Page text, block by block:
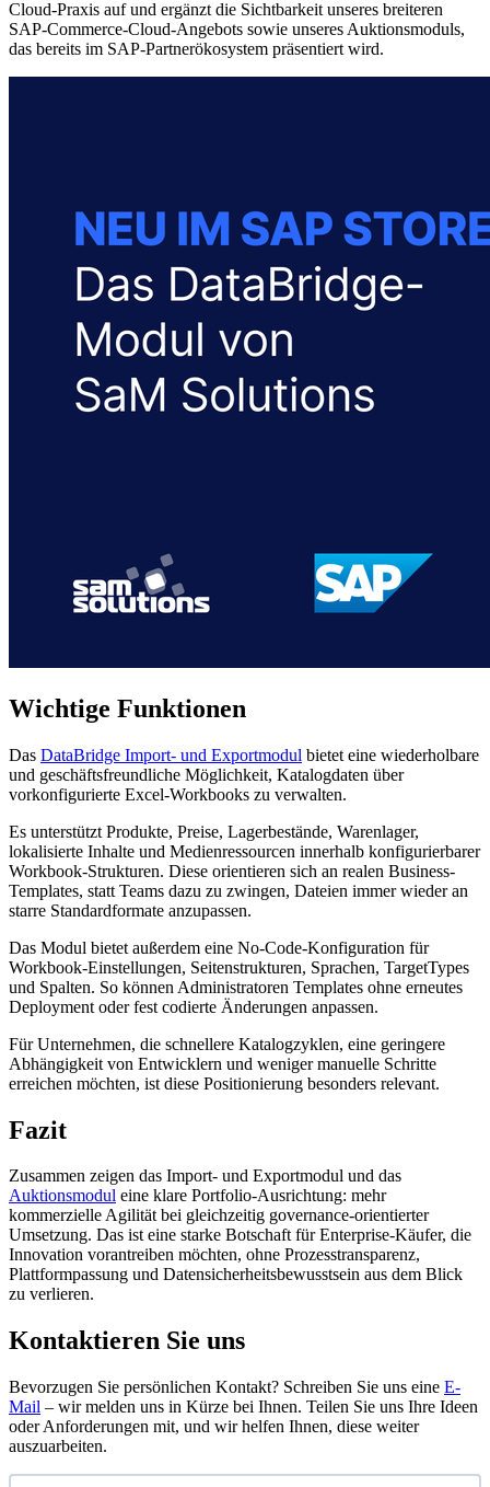
Cloud-Praxis auf und ergänzt die Sichtbarkeit unseres breiteren
SAP-Commerce-Cloud-Angebots sowie unseres Auktionsmoduls,
das bereits im SAP-Partnerökosystem präsentiert wird.
Wichtige Funktionen
Das DataBridge Import- und Exportmodul bietet eine wiederholbare
und geschäftsfreundliche Möglichkeit, Katalogdaten über
vorkonfigurierte Excel-Workbooks zu verwalten.
Es unterstützt Produkte, Preise, Lagerbestände, Warenlager,
lokalisierte Inhalte und Medienressourcen innerhalb konfigurierbarer
Workbook-Strukturen. Diese orientieren sich an realen Business-
Templates, statt Teams dazu zu zwingen, Dateien immer wieder an
starre Standardformate anzupassen.
Das Modul bietet außerdem eine No-Code-Konfiguration für
Workbook-Einstellungen, Seitenstrukturen, Sprachen, TargetTypes
und Spalten. So können Administratoren Templates ohne erneutes
Deployment oder fest codierte Änderungen anpassen.
Für Unternehmen, die schnellere Katalogzyklen, eine geringere
Abhängigkeit von Entwicklern und weniger manuelle Schritte
erreichen möchten, ist diese Positionierung besonders relevant.
Fazit
Zusammen zeigen das Import- und Exportmodul und das
Auktionsmodul eine klare Portfolio-Ausrichtung: mehr
kommerzielle Agilität bei gleichzeitig governance-orientierter
Umsetzung. Das ist eine starke Botschaft für Enterprise-Käufer, die
Innovation vorantreiben möchten, ohne Prozesstransparenz,
Plattformpassung und Datensicherheitsbewusstsein aus dem Blick
zu verlieren.
Kontaktieren Sie uns
Bevorzugen Sie persönlichen Kontakt? Schreiben Sie uns eine E-
Mail – wir melden uns in Kürze bei Ihnen. Teilen Sie uns Ihre Ideen
oder Anforderungen mit, und wir helfen Ihnen, diese weiter
auszuarbeiten.